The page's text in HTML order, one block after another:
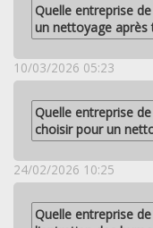
Quelle entreprise
un nettoyage après
10/03/2026 05:23
Quelle entreprise
choisir pour un
24/02/2026 10:25
Quelle entreprise